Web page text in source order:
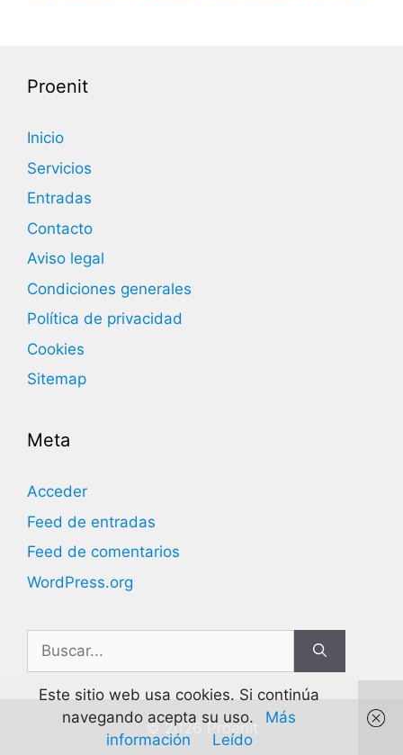
Proenit
Inicio
Servicios
Entradas
Contacto
Aviso legal
Condiciones generales
Política de privacidad
Cookies
Sitemap
Meta
Acceder
Feed de entradas
Feed de comentarios
WordPress.org
© 2026 Proenit
Este sitio web usa cookies. Si continúa
navegando acepta su uso.
Más
información
Leído